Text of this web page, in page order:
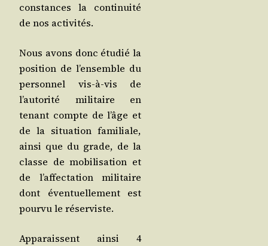
cons­tances la conti­nui­té
de nos activités.
Nous avons donc étu­dié la
posi­tion de l’ensemble du
per­son­nel vis-à-vis de
l’autorité mili­taire en
tenant compte de l’âge et
de la situa­tion fami­liale,
ain­si que du grade, de la
classe de mobi­li­sa­tion et
de l’affectation mili­taire
dont éven­tuel­le­ment est
pour­vu le réserviste.
Appa­raissent ain­si 4